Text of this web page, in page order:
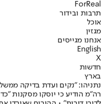
ForReal
תרבות ובידור
אוכל
מגזין
אנחנו מגייסים
English
X
חדשות
בארץ
נתניהו: "נקים ועדת בדיקה
רה"מ הודיע כי יוסקו מסקנות